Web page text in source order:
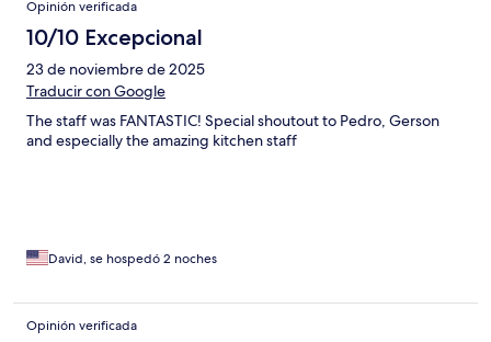
Opinión verificada
10/10 Excepcional
23 de noviembre de 2025
Traducir con Google
The staff was FANTASTIC! Special shoutout to Pedro, Gerson
and especially the amazing kitchen staff
David, se hospedó 2 noches
Opinión verificada